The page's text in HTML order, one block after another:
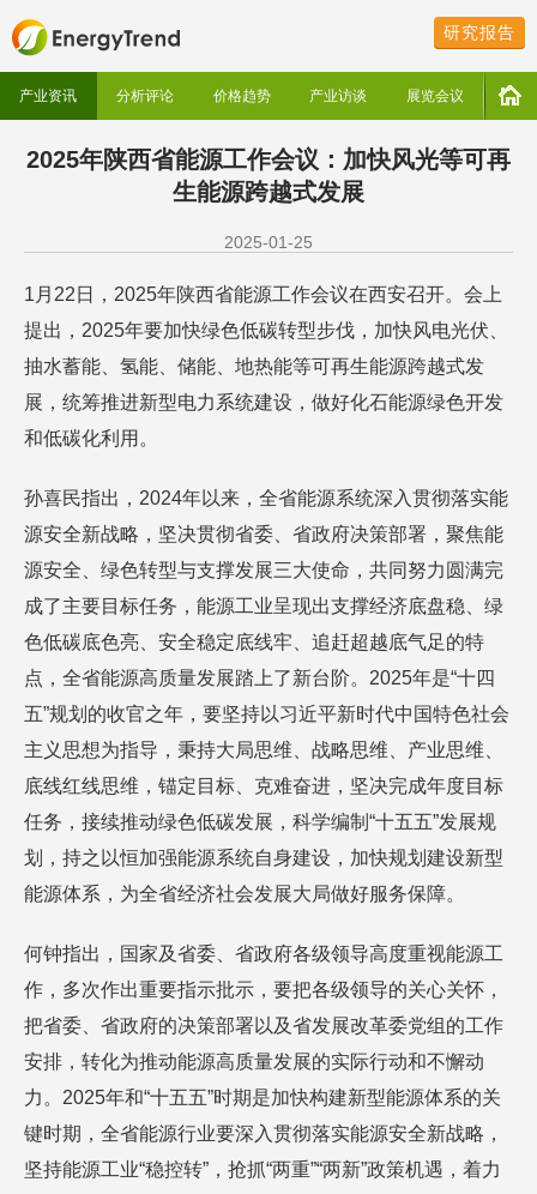
研究报告
产业资讯 分析评论 价格趋势 产业访谈 展览会议
2025年陕西省能源工作会议：加快风光等可再
生能源跨越式发展
2025-01-25
1月22日，2025年陕西省能源工作会议在西安召开。会上
提出，2025年要加快绿色低碳转型步伐，加快风电光伏、
抽水蓄能、氢能、储能、地热能等可再生能源跨越式发
展，统筹推进新型电力系统建设，做好化石能源绿色开发
和低碳化利用。
孙喜民指出，2024年以来，全省能源系统深入贯彻落实能
源安全新战略，坚决贯彻省委、省政府决策部署，聚焦能
源安全、绿色转型与支撑发展三大使命，共同努力圆满完
成了主要目标任务，能源工业呈现出支撑经济底盘稳、绿
色低碳底色亮、安全稳定底线牢、追赶超越底气足的特
点，全省能源高质量发展踏上了新台阶。2025年是“十四
五”规划的收官之年，要坚持以习近平新时代中国特色社会
主义思想为指导，秉持大局思维、战略思维、产业思维、
底线红线思维，锚定目标、克难奋进，坚决完成年度目标
任务，接续推动绿色低碳发展，科学编制“十五五”发展规
划，持之以恒加强能源系统自身建设，加快规划建设新型
能源体系，为全省经济社会发展大局做好服务保障。
何钟指出，国家及省委、省政府各级领导高度重视能源工
作，多次作出重要指示批示，要把各级领导的关心关怀，
把省委、省政府的决策部署以及省发展改革委党组的工作
安排，转化为推动能源高质量发展的实际行动和不懈动
力。2025年和“十五五”时期是加快构建新型能源体系的关
键时期，全省能源行业要深入贯彻落实能源安全新战略，
坚持能源工业“稳控转”，抢抓“两重”“两新”政策机遇，着力